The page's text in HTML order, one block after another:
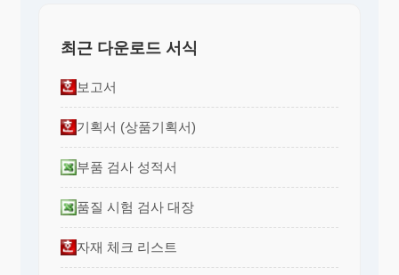
최근 다운로드 서식
보고서
기획서 (상품기획서)
부품 검사 성적서
품질 시험 검사 대장
자재 체크 리스트